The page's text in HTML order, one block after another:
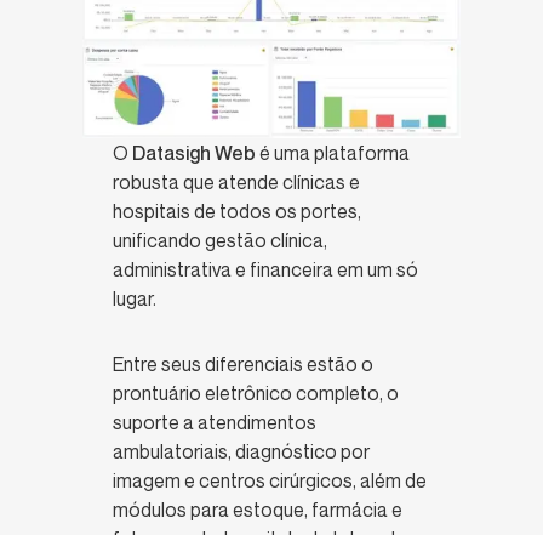
O Datasigh Web é uma plataforma
robusta que atende clínicas e
hospitais de todos os portes,
unificando gestão clínica,
administrativa e financeira em um só
lugar.
Entre seus diferenciais estão o
prontuário eletrônico completo, o
suporte a atendimentos
ambulatoriais, diagnóstico por
imagem e centros cirúrgicos, além de
módulos para estoque, farmácia e